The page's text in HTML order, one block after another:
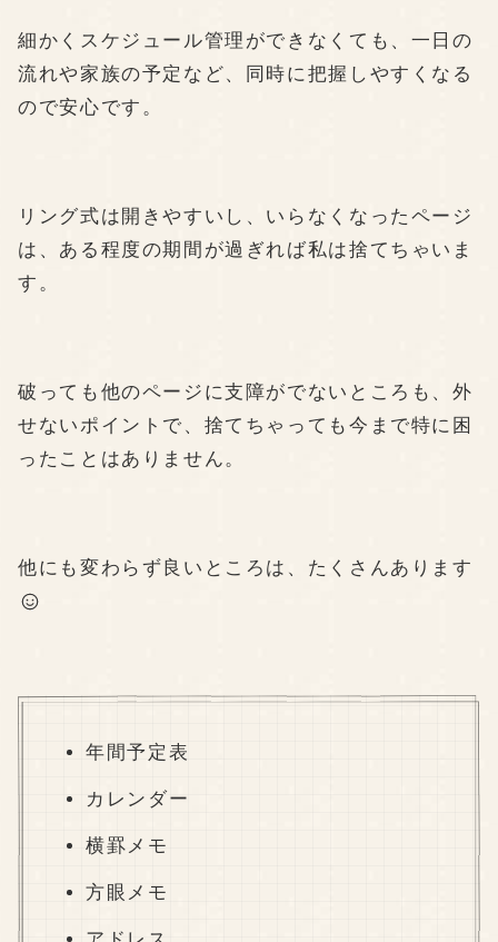
細かくスケジュール管理ができなくても、一日の
流れや家族の予定など、同時に把握しやすくなる
ので安心です。
リング式は開きやすいし、いらなくなったページ
は、ある程度の期間が過ぎれば私は捨てちゃいま
す。
破っても他のページに支障がでないところも、外
せないポイントで、捨てちゃっても今まで特に困
ったことはありません。
他にも変わらず良いところは、たくさんあります
年間予定表
カレンダー
横罫メモ
方眼メモ